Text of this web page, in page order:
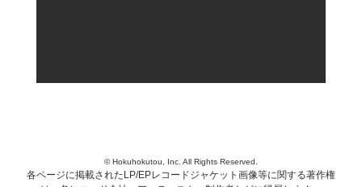
© Hokuhokutou, Inc. All Rights Reserved.
各ページに掲載されたLP/EPレコードジャケット画像等に関する著作権